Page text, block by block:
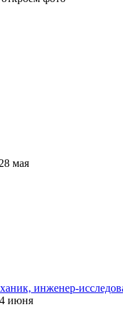
28 мая
инженер-
июня